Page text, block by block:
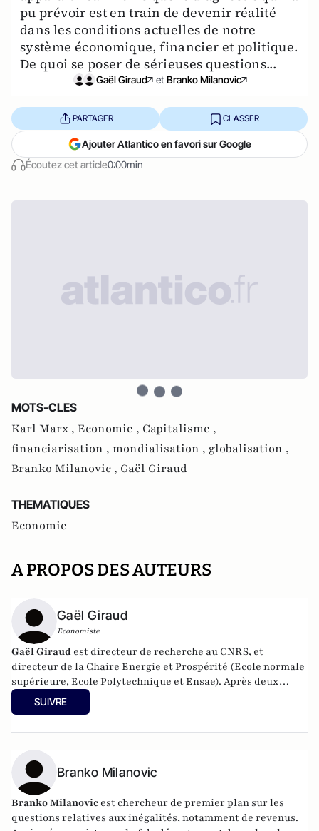
pu prévoir est en train de devenir réalité
dans les conditions actuelles de notre
système économique, financier et politique.
De quoi se poser de sérieuses questions...
Gaël Giraud et Branko Milanovic
Écoutez cet article0:00min
PARTAGER CLASSER
Ajouter Atlantico en favori sur Google
MOTS-CLES
Karl Marx , Economie , Capitalisme ,
financiarisation , mondialisation , globalisation ,
Branko Milanovic , Gaël Giraud
THEMATIQUES
Economie
A PROPOS DES AUTEURS
Gaël Giraud
Economiste
Gaël Giraud est directeur de recherche au CNRS, et
directeur de la Chaire Energie et Prospérité (Ecole normale
supérieure, Ecole Polytechnique et Ensae). Après deux
années passées au Tchad, où il fonde un centre d'accueil
pour les enfants de la rue de Sarh, Gaël Giraud a travaillé
quatre livres, dont le dernier s'intitule
(éditions de l'Atelier, 2013). Enfin, Gaël Giraud est religieux
jésuite.
SUIVRE
Branko Milanovic
Branko Milanovic est chercheur de premier plan sur les
questions relatives aux inégalités, notamment de revenus.